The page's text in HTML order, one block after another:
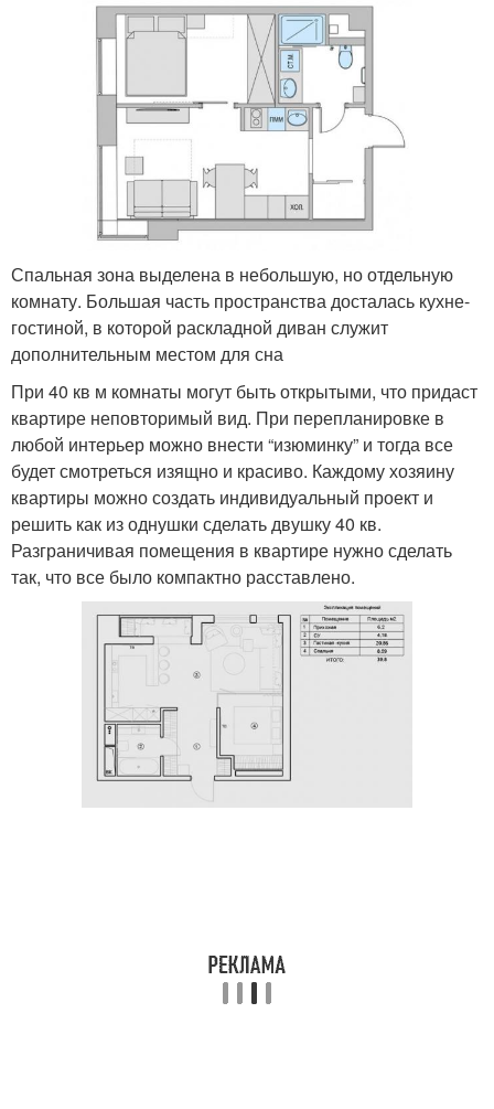
Спальная зона выделена в небольшую, но отдельную
комнату. Большая часть пространства досталась кухне-
гостиной, в которой раскладной диван служит
дополнительным местом для сна
При 40 кв м комнаты могут быть открытыми, что придаст
квартире неповторимый вид. При перепланировке в
любой интерьер можно внести “изюминку” и тогда все
будет смотреться изящно и красиво. Каждому хозяину
квартиры можно создать индивидуальный проект и
решить как из однушки сделать двушку 40 кв.
Разграничивая помещения в квартире нужно сделать
так, что все было компактно расставлено.